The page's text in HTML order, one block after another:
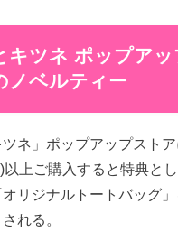
キツネ ポップア
ノベルティー
ツネ」ポップアップスト
以上ご購入すると特典と
リジナルトートバッグ
れる。